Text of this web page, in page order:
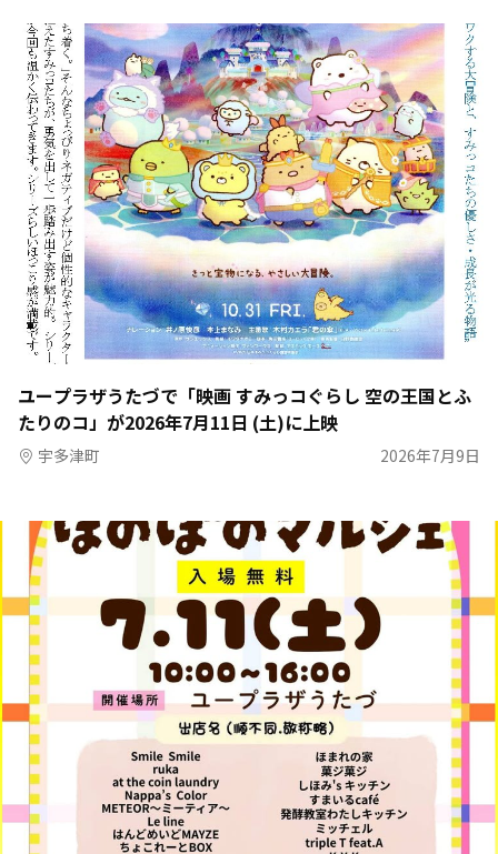
ユープラザうたづで「映画 すみっコぐらし 空の王国とふ
たりのコ」が2026年7月11日 (土)に上映
宇多津町 2026年7月9日